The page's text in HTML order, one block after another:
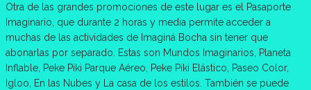
Otra de las grandes promociones de este lugar es el Pasaporte
Imaginario, que durante 2 horas y media permite acceder a
muchas de las actividades de Imaginá Bocha sin tener que
abonarlas por separado. Estas son Mundos Imaginarios, Planeta
Inflable, Peke Piki Parque Aéreo, Peke Piki Elástico, Paseo Color,
Igloo, En las Nubes y La casa de los estilos. También se puede